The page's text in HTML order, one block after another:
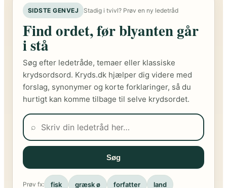
SIDSTE GENVEJ Stadig i tvivl? Prøv en ny ledetråd
Find ordet, før blyanten går
i stå
Søg efter ledetråde, temaer eller klassiske
krydsordsord. Kryds.dk hjælper dig videre med
forslag, synonymer og korte forklaringer, så du
hurtigt kan komme tilbage til selve krydsordet.
⌕
Søg
Prøv fx: fisk græsk ø forfatter land